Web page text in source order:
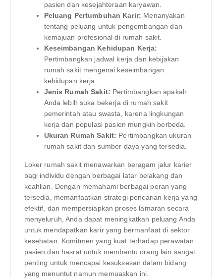
pasien dan kesejahteraan karyawan.
Peluang Pertumbuhan Karir: Menanyakan
tentang peluang untuk pengembangan dan
kemajuan profesional di rumah sakit.
Keseimbangan Kehidupan Kerja:
Pertimbangkan jadwal kerja dan kebijakan
rumah sakit mengenai keseimbangan
kehidupan kerja.
Jenis Rumah Sakit: Pertimbangkan apakah
Anda lebih suka bekerja di rumah sakit
pemerintah atau swasta, karena lingkungan
kerja dan populasi pasien mungkin berbeda.
Ukuran Rumah Sakit: Pertimbangkan ukuran
rumah sakit dan sumber daya yang tersedia.
Loker rumah sakit menawarkan beragam jalur karier
bagi individu dengan berbagai latar belakang dan
keahlian. Dengan memahami berbagai peran yang
tersedia, memanfaatkan strategi pencarian kerja yang
efektif, dan mempersiapkan proses lamaran secara
menyeluruh, Anda dapat meningkatkan peluang Anda
untuk mendapatkan karir yang bermanfaat di sektor
kesehatan. Komitmen yang kuat terhadap perawatan
pasien dan hasrat untuk membantu orang lain sangat
penting untuk mencapai kesuksesan dalam bidang
yang menuntut namun memuaskan ini.